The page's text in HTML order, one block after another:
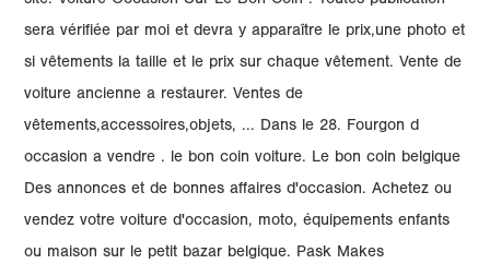
sera vérifiée par moi et devra y apparaître le prix,une photo et
si vêtements la taille et le prix sur chaque vêtement. Vente de
voiture ancienne a restaurer. Ventes de
vêtements,accessoires,objets, ... Dans le 28. Fourgon d
occasion a vendre . le bon coin voiture. Le bon coin belgique
Des annonces et de bonnes affaires d'occasion. Achetez ou
vendez votre voiture d'occasion, moto, équipements enfants
ou maison sur le petit bazar belgique. Pask Makes